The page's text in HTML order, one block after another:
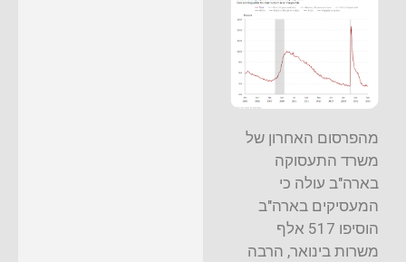
מהפרסום האחרון של
משרד התעסוקה
בארה"ב עולה כי
המעסיקים בארה"ב
הוסיפו 517 אלף
משרות בינואר, הרבה